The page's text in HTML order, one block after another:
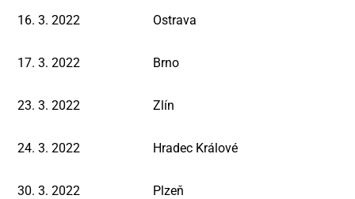
16. 3. 2022 Ostrava
17. 3. 2022 Brno
23. 3. 2022 Zlín
24. 3. 2022 Hradec Králové
30. 3. 2022 Plzeň